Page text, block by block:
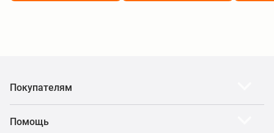
Покупателям
Помощь